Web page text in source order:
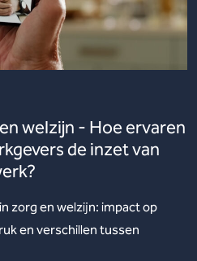
welzijn - Hoe ervaren
de inzet van
zorg en welzijn: impact op
en verschillen tussen